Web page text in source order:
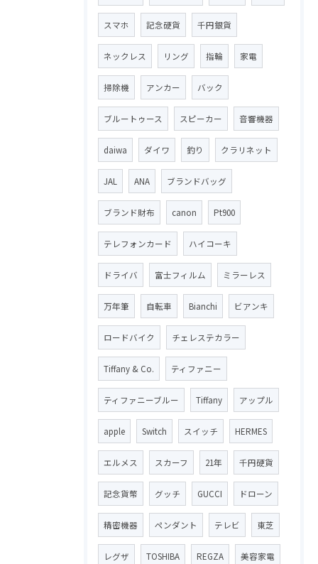
スマホ 記念硬貨 千円銀貨
ネックレス リング 指輪 家電
掃除機 アンカー バック
ブルートゥース スピーカー 音響機器
daiwa ダイワ 釣り クラリネット
JAL ANA ブランドバッグ
ブランド財布 canon Pt900
テレフォンカード ハイコーキ
ドライバ 富士フィルム ミラーレス
万年筆 自転車 Bianchi ビアンキ
ロードバイク チェレステカラー
Tiffany & Co. ティファニー
ティファニーブルー Tiffany アップル
apple Switch スイッチ HERMES
エルメス スカーフ 21年 千円硬貨
記念貨幣 グッチ GUCCI ドローン
精密機器 ペンダント テレビ 東芝
レグザ TOSHIBA REGZA 美容家電